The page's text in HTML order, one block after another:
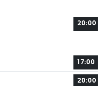
20:00
17:00
20:00